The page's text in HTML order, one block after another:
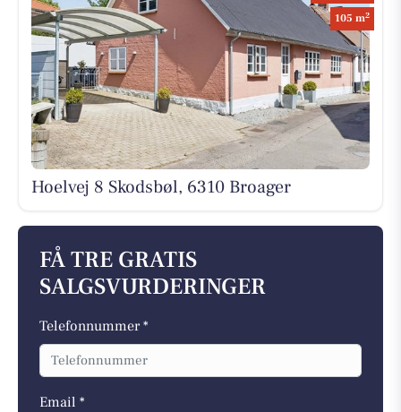
105 m2
Hoelvej 8 Skodsbøl, 6310 Broager
FÅ TRE GRATIS
SALGSVURDERINGER
Telefonnummer *
Email *